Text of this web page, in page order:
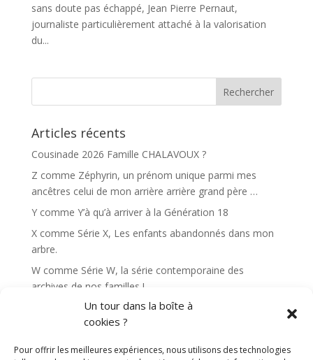
Un tour dans la boîte à
cookies ?
Pour offrir les meilleures expériences, nous utilisons des technologies
sans doute pas échappé, Jean Pierre Pernaut,
journaliste particulièrement attaché à la valorisation
du...
Articles récents
Cousinade 2026 Famille CHALAVOUX ?
Z comme Zéphyrin, un prénom unique parmi mes
ancêtres celui de mon arrière arrière grand père …
Y comme Y’à qu’à arriver à la Génération 18
X comme Série X, Les enfants abandonnés dans mon
arbre.
W comme Série W, la série contemporaine des
archives de nos familles !
Commentaires récents